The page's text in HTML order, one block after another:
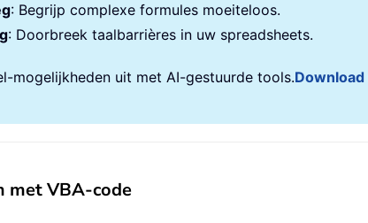
: Begrijp complexe formules moeiteloos.
: Doorbreek taalbarrières in uw spreadsheets.
mogelijkheden uit met AI-gestuurde tools.Download
met VBA-code